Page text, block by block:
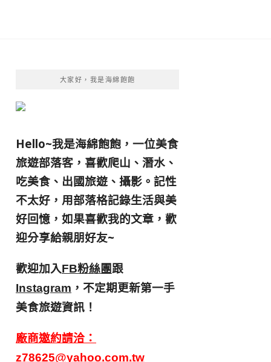
大家好，我是海綿飽飽
Hello~我是海綿飽飽，一位美食
旅遊部落客， 喜歡爬山、潛水、
吃美食、出國旅遊、攝影。 記性
不太好，用部落格記錄生活與美
好回憶， 如果喜歡我的文章，歡
迎分享給親朋好友~
歡迎加入FB粉絲團跟
Instagram ，不定期更新第一手
美食旅遊資訊！
廠商邀約請洽：
z78625@yahoo.com.tw